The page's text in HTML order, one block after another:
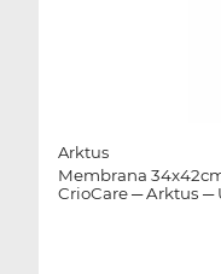
Arktus
Membrana
CrioCare ─ Arktus ─